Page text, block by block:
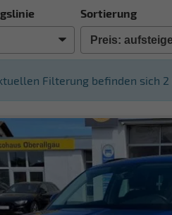
Sortierung
Filterung befinden sich 2